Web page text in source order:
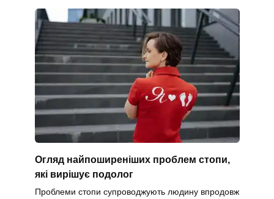
Огляд найпоширеніших проблем стопи,
які вирішує подолог
Проблеми стопи супроводжують людину впродовж